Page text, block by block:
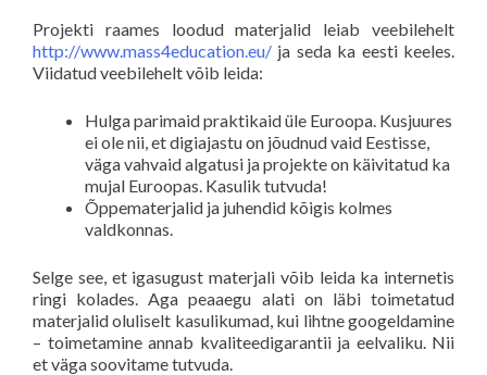
Projekti raames loodud materjalid leiab veebilehelt
http://www.mass4education.eu/ ja seda ka eesti keeles.
Viidatud veebilehelt võib leida:
Hulga parimaid praktikaid üle Euroopa. Kusjuures
ei ole nii, et digiajastu on jõudnud vaid Eestisse,
väga vahvaid algatusi ja projekte on käivitatud ka
mujal Euroopas. Kasulik tutvuda!
Õppematerjalid ja juhendid kõigis kolmes
valdkonnas.
Selge see, et igasugust materjali võib leida ka internetis
ringi kolades. Aga peaaegu alati on läbi toimetatud
materjalid oluliselt kasulikumad, kui lihtne googeldamine
– toimetamine annab kvaliteedigarantii ja eelvaliku. Nii
et väga soovitame tutvuda.